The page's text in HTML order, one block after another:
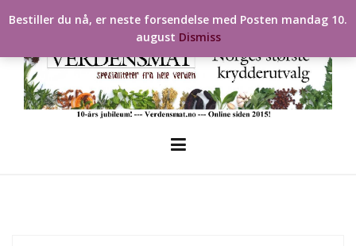
toBestiller du nå, er neste forsendelse med Posten mandag 10.
august Dismiss